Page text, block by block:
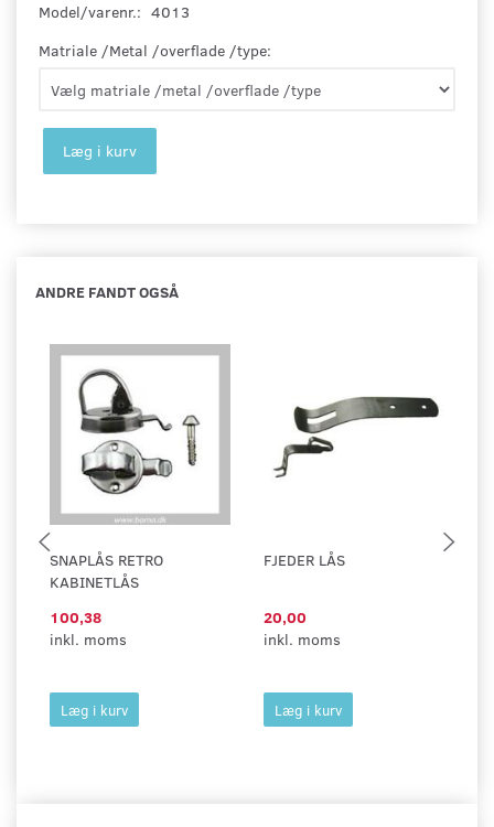
Model/varenr.: 4013
Matriale /Metal /overflade /type:
Læg i kurv
ANDRE FANDT OGSÅ
SNAPLÅS RETRO
KABINETLÅS
100,38
inkl. moms
Læg i kurv
FJEDER LÅS
20,00
inkl. moms
Læg i kurv